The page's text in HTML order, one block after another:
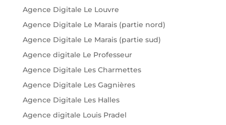
Agence Digitale Le Louvre
Agence Digitale Le Marais (partie nord)
Agence Digitale Le Marais (partie sud)
Agence digitale Le Professeur
Agence Digitale Les Charmettes
Agence Digitale Les Gagnières
Agence Digitale Les Halles
Agence digitale Louis Pradel